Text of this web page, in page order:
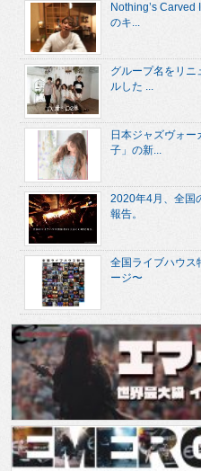
Nothing’s Carved
のキ...
グループ名をリニ
ルした ...
日本ジャズヴォ
子」の新...
2020年4月、全国
報告。
全国ライブハウス
ージ〜